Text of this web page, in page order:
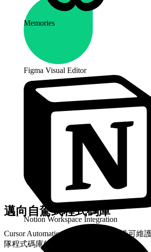
Figma Visual Editor
Notion Workspace Integration
Memories
Fix flaky CI
Last month
Update test fixtures
Last week
Stabilize Playwright
3h ago
邁向自駕式程式碼庫
Cursor Automations 和 SDK 讓你打造可維
隊程式碼庫的代理。